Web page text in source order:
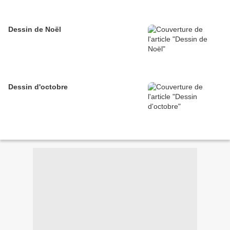
Dessin de Noël
Dessin d'octobre